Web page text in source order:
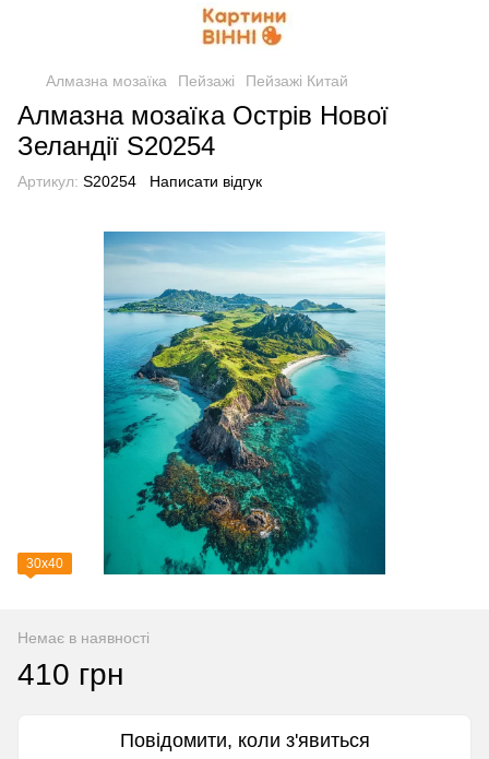
Алмазна мозаїка Пейзажі Пейзажі Китай
Алмазна мозаїка Острів Нової
Зеландії S20254
Артикул: S20254 Написати відгук
30х40
Немає в наявності
410 грн
Повідомити, коли з'явиться